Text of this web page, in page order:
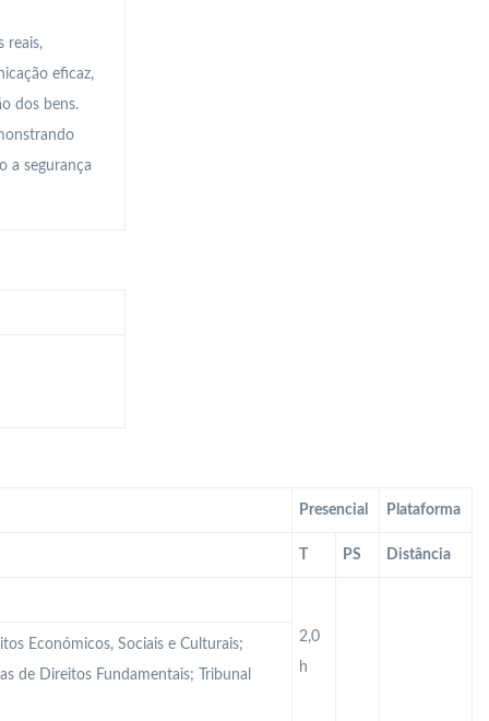
reais,
eficaz,
dos bens.
a segurança
Presencial Plataforma
PS Distância
2,0
h
Económicos, Sociais e Culturais;
de Direitos Fundamentais; Tribunal